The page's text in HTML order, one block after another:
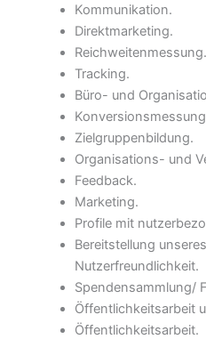
Kommunikation.
Direktmarketing.
Reichweitenmessung.
Tracking.
Büro- und
Zielgruppenbildung.
Organisations- und
Feedback.
Marketing.
Profile mit
Bereitstellung
Nutzerfreundlichkeit.
Spendensammlung/
Öffentlichkeitsarbeit
Öffentlichkeitsarbeit.